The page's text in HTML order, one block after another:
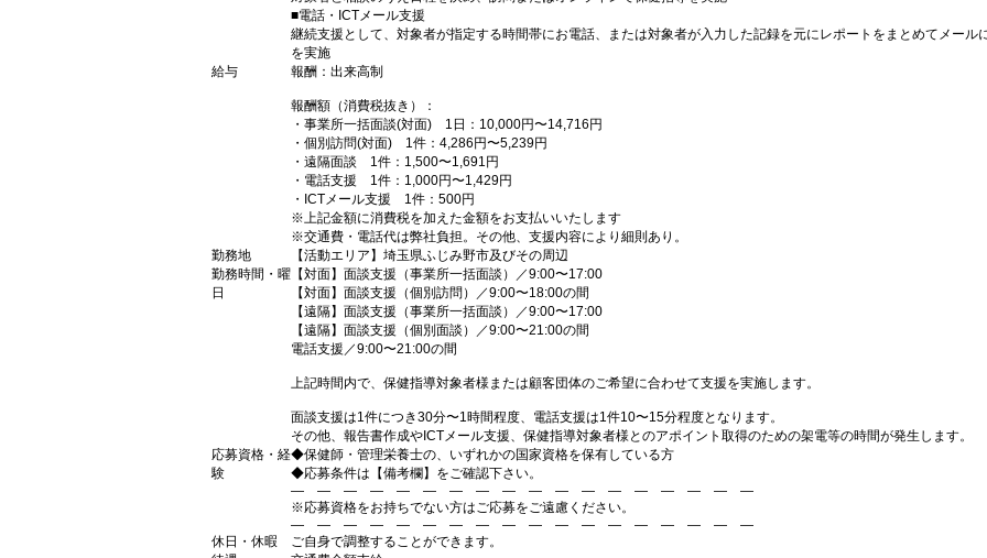
■電話・ICTメール支援
継続支援として、対象者が指定する時間帯にお電話、または対象者が入力した記録を元にレポートをまとめてメール
を実施
給与
報酬：出来高制
報酬額（消費税抜き）：
・事業所一括面談(対面) 1日：10,000円〜14,716円
・個別訪問(対面) 1件：4,286円〜5,239円
・遠隔面談 1件：1,500〜1,691円
・電話支援 1件：1,000円〜1,429円
・ICTメール支援 1件：500円
※上記金額に消費税を加えた金額をお支払いいたします
※交通費・電話代は弊社負担。その他、支援内容により細則あり。
勤務地
【活動エリア】埼玉県ふじみ野市及びその周辺
勤務時間・曜
日
【対面】面談支援（事業所一括面談）／9:00〜17:00
【対面】面談支援（個別訪問）／9:00〜18:00の間
【遠隔】面談支援（事業所一括面談）／9:00〜17:00
【遠隔】面談支援（個別面談）／9:00〜21:00の間
電話支援／9:00〜21:00の間
上記時間内で、保健指導対象者様または顧客団体のご希望に合わせて支援を実施します。
面談支援は1件につき30分〜1時間程度、電話支援は1件10〜15分程度となります。
その他、報告書作成やICTメール支援、保健指導対象者様とのアポイント取得のための架電等の時間が発生します。
応募資格・経
験
◆保健師・管理栄養士の、いずれかの国家資格を保有している方
◆応募条件は【備考欄】をご確認下さい。
― ― ― ― ― ― ― ― ― ― ― ― ― ― ― ― ― ―
※応募資格をお持ちでない方はご応募をご遠慮ください。
― ― ― ― ― ― ― ― ― ― ― ― ― ― ― ― ― ―
休日・休暇
ご自身で調整することができます。